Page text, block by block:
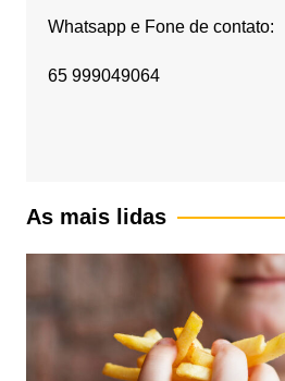
Whatsapp e Fone de contato:
65 999049064
As mais lidas